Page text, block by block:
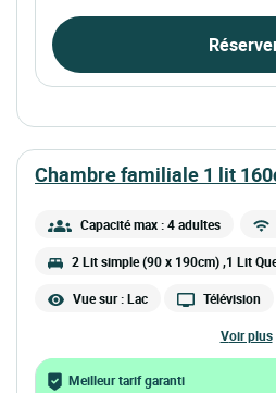
chambre familiale 1 lit
Capacité max : 4 adultes
2 Lit simple (90 x 190cm) ,1 Lit
Vue sur : Lac Télévision
voir plus
Meilleur tarif garanti